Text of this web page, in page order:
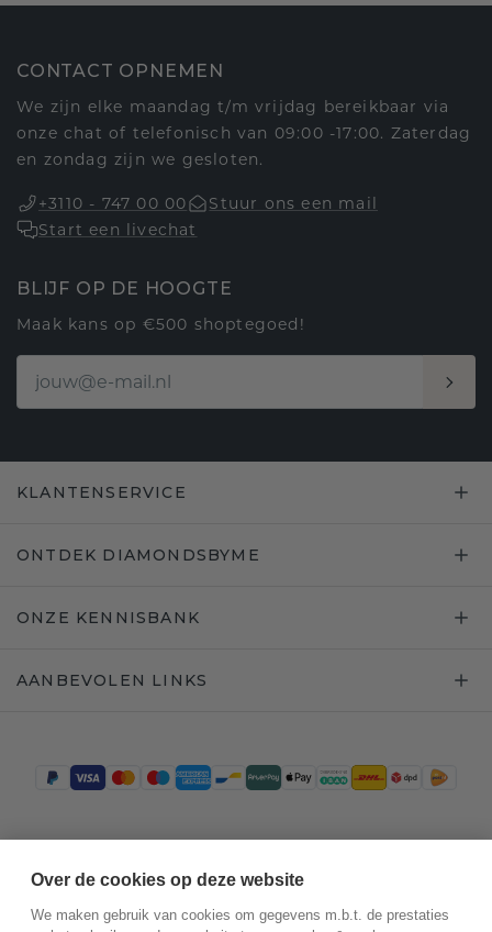
CONTACT OPNEMEN
We zijn elke maandag t/m vrijdag bereikbaar via
onze chat of telefonisch van 09:00 -17:00. Zaterdag
en zondag zijn we gesloten.
+3110 - 747 00 00
Stuur ons een mail
Start een livechat
BLIJF OP DE HOOGTE
Maak kans op €500 shoptegoed!
KLANTENSERVICE
ONTDEK DIAMONDSBYME
ONZE KENNISBANK
AANBEVOLEN LINKS
Over de cookies op deze website
We maken gebruik van cookies om gegevens m.b.t. de prestaties